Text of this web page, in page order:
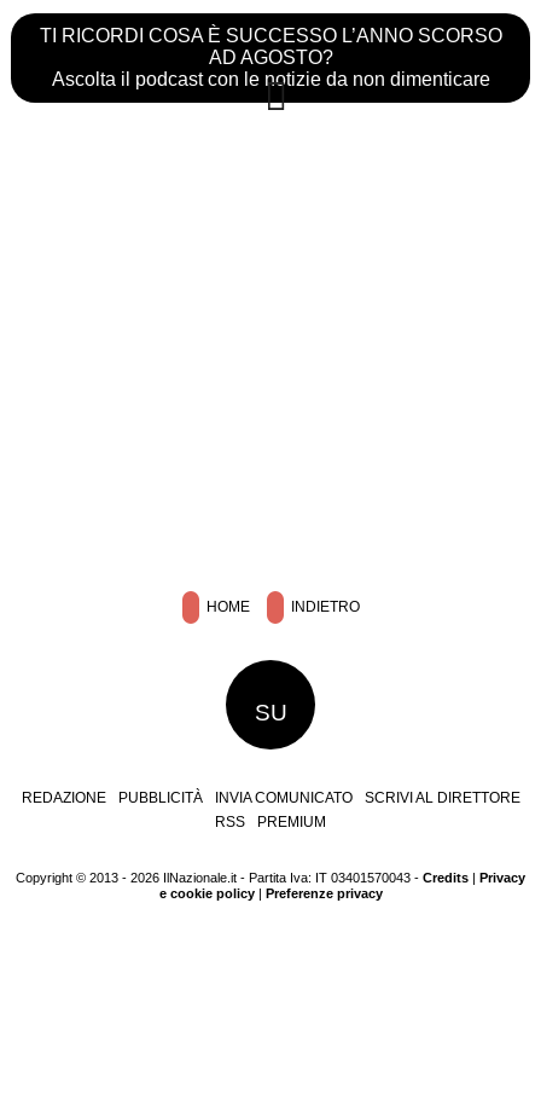
TI RICORDI COSA È SUCCESSO L’ANNO SCORSO
AD AGOSTO?
Ascolta il podcast con le notizie da non dimenticare
HOME INDIETRO
SU
REDAZIONE PUBBLICITÀ INVIA COMUNICATO
SCRIVI AL DIRETTORE
RSS
PREMIUM
Copyright © 2013 - 2026 IlNazionale.it - Partita Iva: IT 03401570043 - Credits | Privacy
e cookie policy| Preferenze privacy